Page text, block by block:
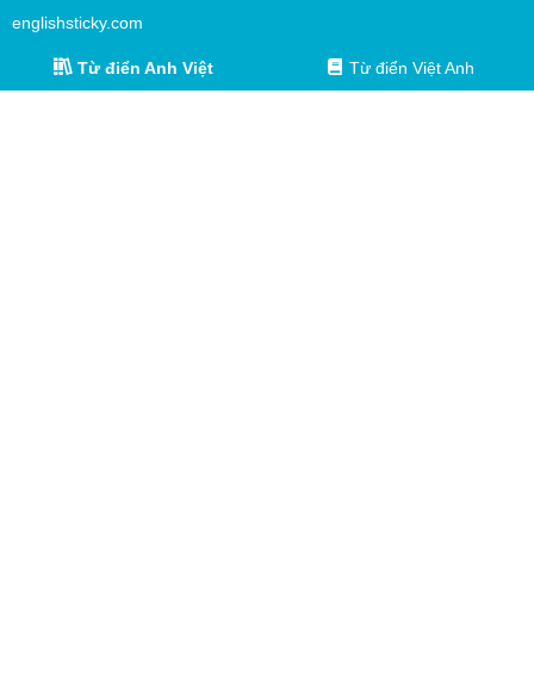
englishsticky.com
Từ điển Anh Việt Từ điển Việt Anh